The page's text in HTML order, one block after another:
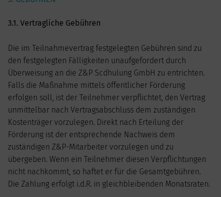
3.1. Vertragliche Gebühren
Die im Teilnahmevertrag festgelegten Gebühren sind zu
den festgelegten Fälligkeiten unaufgefordert durch
Überweisung an die Z&P Scdhulung GmbH zu entrichten.
Falls die Maßnahme mittels öffentlicher Förderung
erfolgen soll, ist der Teilnehmer verpflichtet, den Vertrag
unmittelbar nach Vertragsabschluss dem zuständigen
Kostenträger vorzulegen. Direkt nach Erteilung der
Förderung ist der entsprechende Nachweis dem
zuständigen Z&P-Mitarbeiter vorzulegen und zu
übergeben. Wenn ein Teilnehmer diesen Verpflichtungen
nicht nachkommt, so haftet er für die Gesamtgebühren.
Die Zahlung erfolgt i.d.R. in gleichbleibenden Monatsraten.